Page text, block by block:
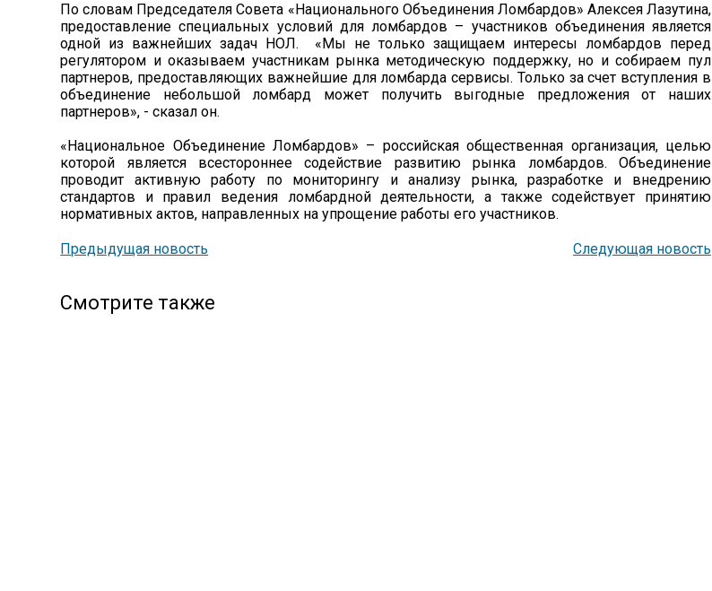
По словам Председателя Совета «Национального Объединения Ломбардов» Алексея Лазутина,
предоставление специальных условий для ломбардов – участников объединения является
одной из важнейших задач НОЛ. «Мы не только защищаем интересы ломбардов перед
регулятором и оказываем участникам рынка методическую поддержку, но и собираем пул
партнеров, предоставляющих важнейшие для ломбарда сервисы. Только за счет вступления в
объединение небольшой ломбард может получить выгодные предложения от наших
партнеров», - сказал он.
«Национальное Объединение Ломбардов» – российская общественная организация, целью
которой является всестороннее содействие развитию рынка ломбардов. Объединение
проводит активную работу по мониторингу и анализу рынка, разработке и внедрению
стандартов и правил ведения ломбардной деятельности, а также содействует принятию
нормативных актов, направленных на упрощение работы его участников.
Предыдущая новость Следующая новость
Смотрите также